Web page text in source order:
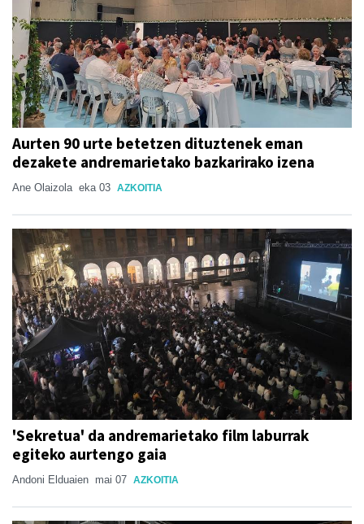
Aurten 90 urte betetzen dituztenek eman
dezakete andremarietako bazkarirako izena
Ane Olaizola eka 03 AZKOITIA
'Sekretua' da andremarietako film laburrak
egiteko aurtengo gaia
Andoni Elduaien mai 07 AZKOITIA